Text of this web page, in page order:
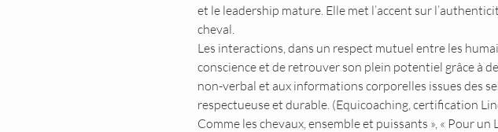
et le leadership mature. Elle met l’accent sur
cheval.
Les interactions, dans un respect mutuel entre les
conscience et de retrouver son plein potentiel grâce à
non-verbal et aux informations corporelles issues des
respectueuse et durable. (Equicoaching, certification
Comme les chevaux, ensemble et puissants », « Pour